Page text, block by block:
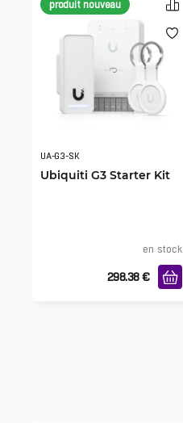
produit nouveau
UA-G3-SK
Ubiquiti G3 Starter Kit
en stock
298.38 €